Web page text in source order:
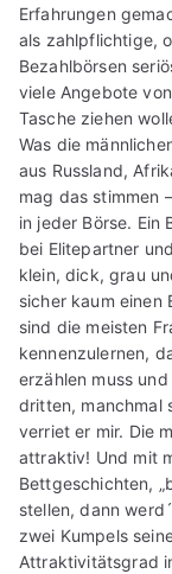
Erfahrungen
als zahlpflichtige,
Bezahlbörsen
viele Angebote
Tasche ziehen
Was die
aus Russland,
mag das stimmen
in jeder Börse. Ein
bei Elitepartner
klein, dick, grau
sicher kaum einen
sind die meisten
kennenzulernen,
erzählen muss
dritten, manchmal
verriet er mir. Die
attraktiv! Und mit
Bettgeschichten,
stellen, dann
zwei Kumpels
Attraktivitätsgrad